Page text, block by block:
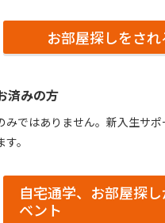
お部屋探しをさ
済みの⽅
ではありません。新入生サポ
。
自宅通学、お部屋探
ベント